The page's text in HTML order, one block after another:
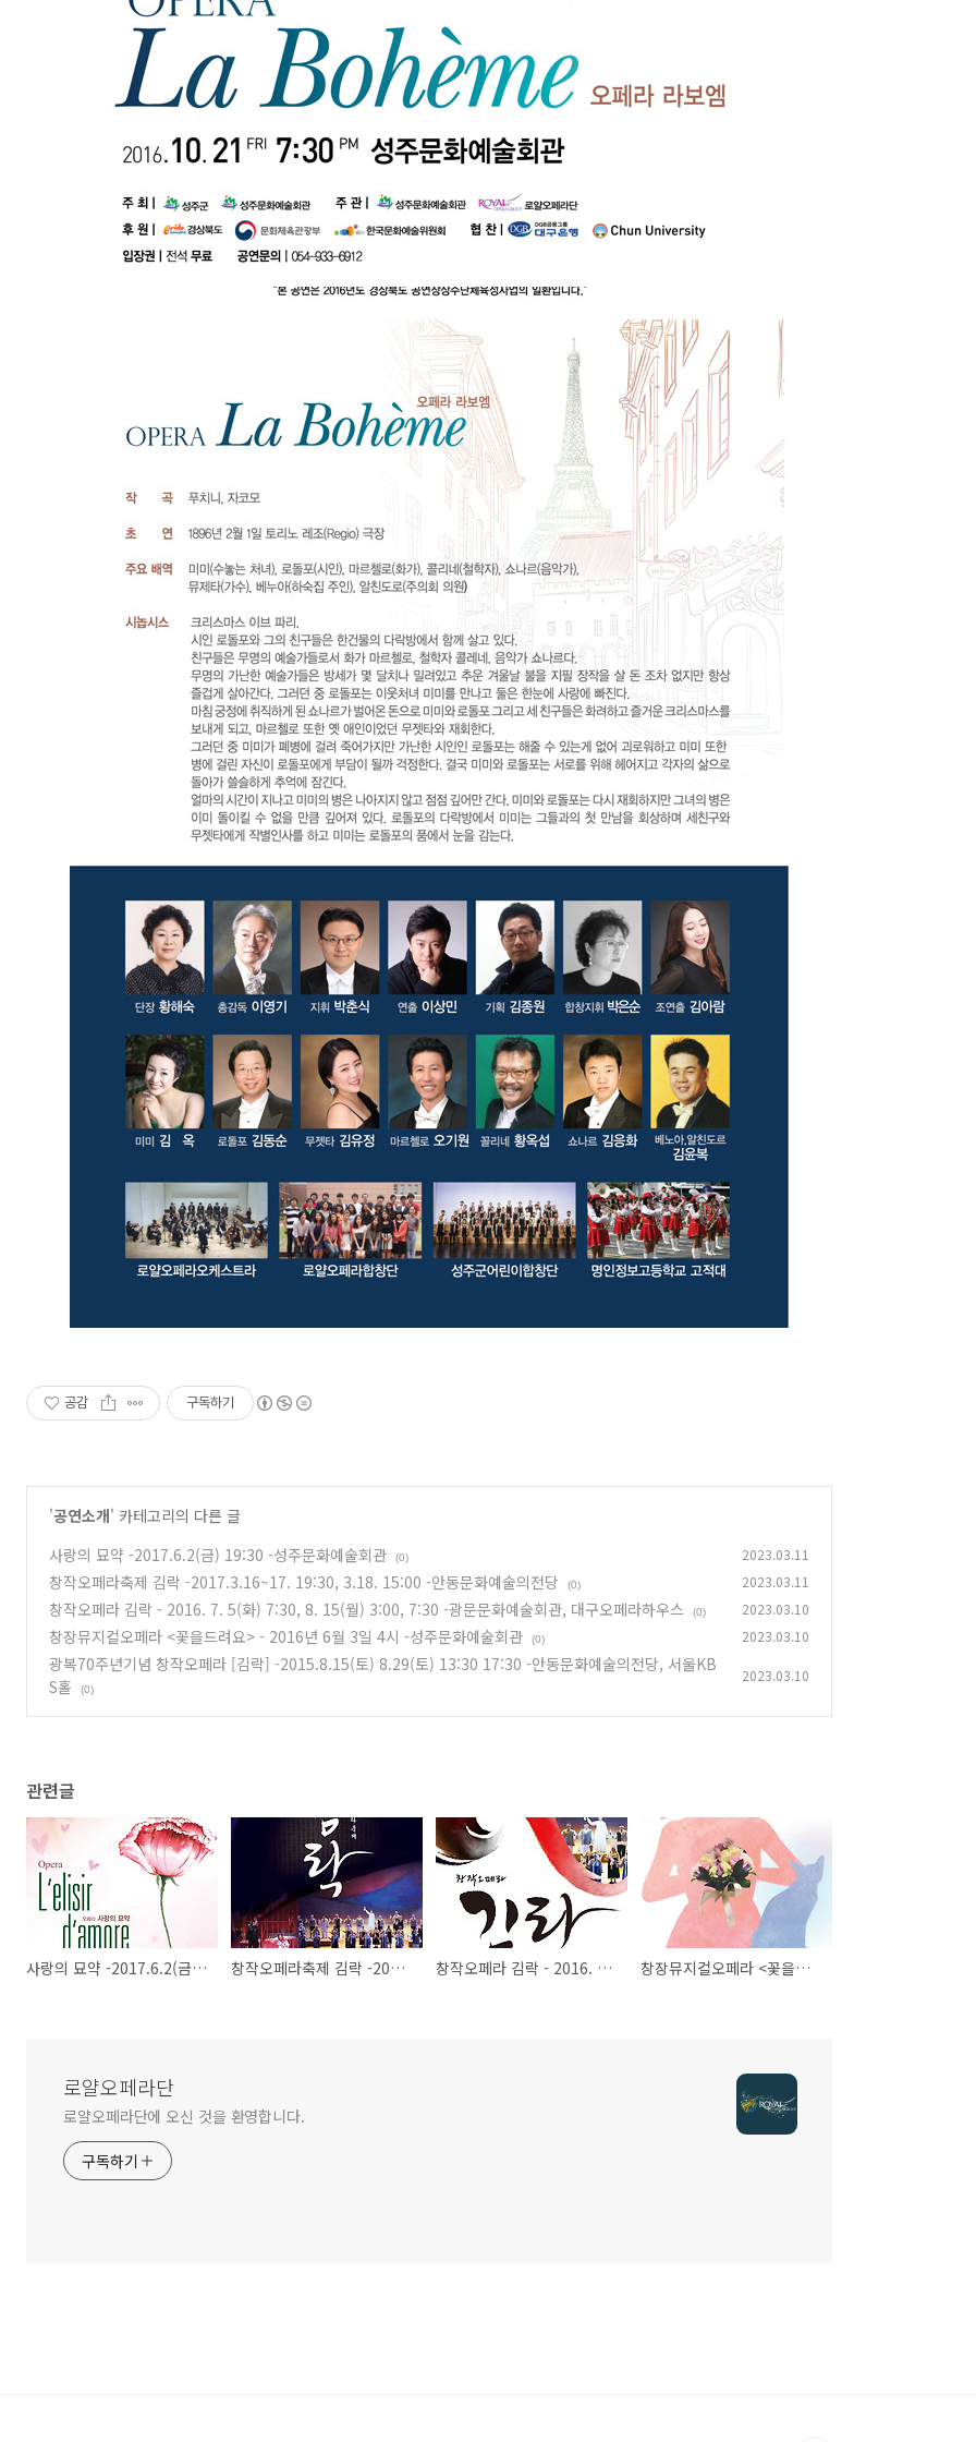
공감 구독하기
'공연소개' 카테고리의 다른 글
사랑의 묘약 -2017.6.2(금) 19:30 -성주문화예술회관
(0) 2023.03.11
창작오페라축제 김락 -2017.3.16~17. 19:30, 3.18. 15:00 -안동문화예술의전당 (0) 2023.03.11
창작오페라 김락 - 2016. 7. 5(화) 7:30, 8. 15(월) 3:00, 7:30 -광문문화예술회관, 대구오페라하우스 (0) 2023.03.10
창장뮤지컬오페라 <꽃을드려요> - 2016년 6월 3일 4시 -성주문화예술회관 (0) 2023.03.10
광복70주년기념 창작오페라 [김락] -2015.8.15(토) 8.29(토) 13:30 17:30 -안동문화예술의전당, 서울KB
S홀
(0)
2023.03.10
관련글
사랑의 묘약 -2017.6.2(금) 19:30 -성주문화예술회관 창작오페라축제 김락 -2017.3.16~17. 19:30, 3.18. 15:00 -안동문화예술의전당 창작오페라 김락 - 2016. 7. 5(화) 7:30, 8. 15(월) 3:00, 7:30 -광문문화예술회관, 대구오페라하우스 창장뮤지컬오페라 <꽃을드려요> - 2016년 6월 3일 4시 -성주문화예술회관
로얄오페라단
로얄오페라단에 오신 것을 환영합니다.
구독하기